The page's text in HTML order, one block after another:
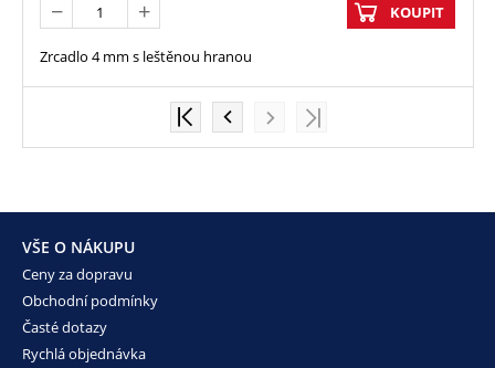
KOUPIT
Zrcadlo 4 mm s leštěnou hranou
VŠE O NÁKUPU
Ceny za dopravu
Obchodní podmínky
Časté dotazy
Rychlá objednávka